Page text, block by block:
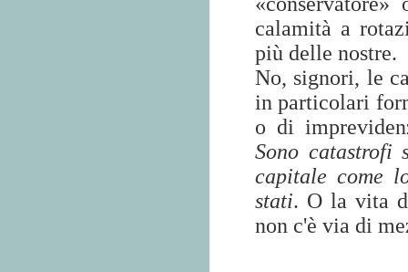
calamità a
più delle nostre.
No, signori, le
in particolari
o di
Sono
capitale come
stati. O la vita
non c'è via di